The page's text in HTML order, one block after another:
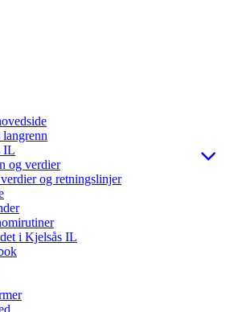
IL
og verdier
og retningslinjer
i Kjelsås IL